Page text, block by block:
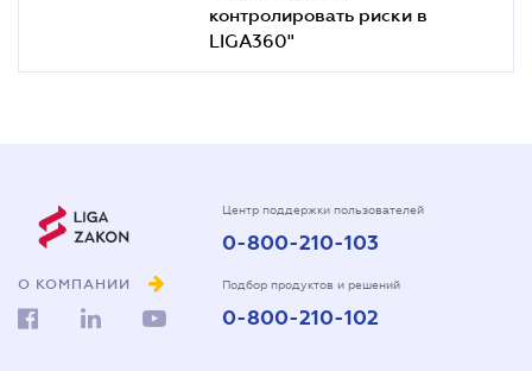
контролировать риски в
LIGA360"
О КОМПАНИИ
Центр поддержки пользователей
0-800-210-103
Подбор продуктов и решений
0-800-210-102